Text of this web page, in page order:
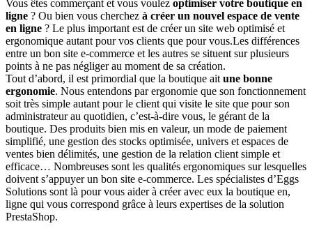
Vous êtes commerçant et vous voulez optimiser votre boutique en
ligne ? Ou bien vous cherchez à créer un nouvel espace de vente
en ligne ? Le plus important est de créer un site web optimisé et
ergonomique autant pour vos clients que pour vous.Les différences
entre un bon site e-commerce et les autres se situent sur plusieurs
points à ne pas négliger au moment de sa création.
Tout d’abord, il est primordial que la boutique ait une bonne
ergonomie. Nous entendons par ergonomie que son fonctionnement
soit très simple autant pour le client qui visite le site que pour son
administrateur au quotidien, c’est-à-dire vous, le gérant de la
boutique. Des produits bien mis en valeur, un mode de paiement
simplifié, une gestion des stocks optimisée, univers et espaces de
ventes bien délimités, une gestion de la relation client simple et
efficace… Nombreuses sont les qualités ergonomiques sur lesquelles
doivent s’appuyer un bon site e-commerce. Les spécialistes d’Eggs
Solutions sont là pour vous aider à créer avec eux la boutique en,
ligne qui vous correspond grâce à leurs expertises de la solution
PrestaShop.